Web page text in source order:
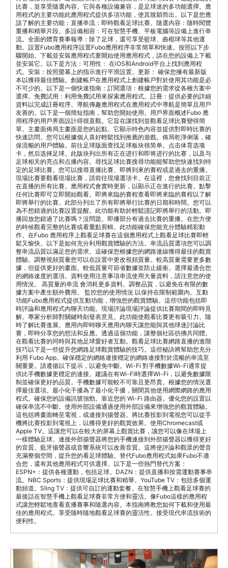
比賽，並享受隨選內容。它與各種設備兼容，是足球迷的多功能選擇。應
用程式的主要功能此應用程式提供多項功能，使其脫穎而出。以下是您應
該了解的主要功能：直播串流：即時觀看足球比賽。隨選內容：隨時閱覽
重播和精華片段。多設備相容：可在智慧手機、平板電腦等設備上進行串
流。全面的體育賽事報導：除了足球，還可享受籃球、曲棍球等其他運
動。設置Fubo應用程序設置Fubo應用程序非常簡單和快速。按照以下步
驟開始。下載並安裝應用程式要開始使用應用程式，請在您的設備上下載
並安裝它。以下是方法：可用性： 在iOS和Android平台上找到應用程
式。安裝：按照螢幕上的指示進行平滑設置。更新： 確保您擁有最新版
本以獲得最佳體驗。創建帳戶在應用程式上創建帳戶對於使用其功能是必
不可少的。以下是一個快速指南：訂閱選項：根據您的需求從各種方案中
選擇。免費試用：利用免費試用來探索應用程式。註冊：提供必要的詳細
資料以完成註冊程序。導航傳趣應用程式在應用程式中導航是簡單且用戶
友善的。以下是一個簡短指南，幫助您開始使用。用戶界面概述Fubo 應
用程序的用戶界面設計得很直觀。它旨在讓找到並觀看足球比賽變得簡
單。主畫面佈局主畫面是您的起點。它顯示特色內容並提供對即時比賽的
快速訪問。您可以根據個人喜好輕鬆找到推薦的遊戲。佈局乾淨俐落，確
保流暢的用戶體驗。前往足球版面查找足球板块很简单。点击体育选项
卡，然后选择足球。此版块列出所有正在进行和即将进行的比赛，以及与
足球相关的亮点和点播内容。尋找足球比賽搜尋功能能幫助您快速找到特
定的足球比賽。您可以搜尋直播比賽、即將到來的賽程或是過去的重播。
現場比賽要觀看現場比賽，請前往現場選項卡。在這裡，您會找到目前正
在直播的所有比賽。應用程式會實時更新，以顯示正在進行的比賽。點擊
任何比賽即可立即開始觀看。即將來臨的賽程查看即將來臨的賽程以了解
即將舉行的比賽。此部分列出了所有即將舉行比賽的日期和時間。您可以
為不想錯過的比賽設置提醒。此功能有助於輕鬆謹記即將舉行的活動。即
播回放您錯過了比賽嗎？沒問題。即播部分有過去比賽的重播。在您方便
的時候觀看完整的比賽或看重點剪輯。此功能確保您能充分體驗精彩動
作。在Fubo 應用程序上觀看足球賽在這個應用程式上觀看足球比賽即輕
鬆又愉快。以下是如何充分利用觀賞體驗的方法。串流品質選項您可以調
整串流品質以滿足您的需求。這確保您根據您的網路連線獲得最佳的觀賞
體驗。調整視頻質量您可以在設置中更改視頻質量。較高質量需要更多數
據，但提供更好的畫面。較低質量可節省數據並防止緩衝。選擇最適合您
的網絡速度的選項。資料使用注意事項串流使用大量資料，請注意您的使
用情況。 高質量的串流 會消耗更多資料。調整品質，以避免在有限的數
據方案中產生額外費用。 監控您的使用情況 以保持在限制範圍內。互動
功能Fubo應用程式提供互動功能，增強您的觀賞體驗。這些功能包括即
時評論和應用程式內聊天功能。現場評論現場評論提供比賽期間的即時見
解。專家分析師對關鍵時刻發表意見。此功能使觀看比賽更有吸引力。隨
時了解比賽進展。應用內即時聊天應用內聊天讓您能與其他球迷討論比
賽，即時分享您的想法和反應。透過這個功能，讓整個社區彷彿共同體。
在觀看比賽的同時與其他足球愛好者互動。觀看足球比賽網路直播的進階
技巧以下是一些提升您網路足球觀賞體驗的技巧。這些秘訣將幫助您充分
利用 Fubo App。確保穩定的網絡連接穩定的網絡連接對於流暢的串流至
關重要。請遵循以下提示，以避免中斷。Wi-Fi 對手機數據Wi-Fi通常提
供比手機數據更穩定的連接。建議在有Wi-Fi時選擇Wi-Fi，以避免數據限
制並確保更好的品質。手機數據可能較不可靠且更昂貴。根據您的情況選
擇最佳選項。最小化干擾為了最小化干擾，關閉其他使用網際網路的應用
程式。確保您的設備訊號強勁。靠近您的 Wi-Fi 路由器。優化您的設置以
確保串流不中斷。使用外部設備通過使用外部設備來增強您的觀賞體驗。
這包括將畫面轉至電視，或連接到揚聲器。將比賽投影到電視您可以從手
機將比賽投影到電視上，以獲得更好的觀賞效果。使用Chromecast或
Apple TV。這讓您可以在較大的屏幕上觀賞比賽，讓您可以像在球場上
一樣體驗足球。連接外部揚聲器將您的手機連接到外部揚聲器以獲得更好
的音質。藍牙揚聲器或音響系統可以改善音質。這將使評論和觀眾的聲音
充滿整個空間，提升您的看足球體驗。替代Fubo應用程式如果Fubo不適
合您，還有其他應用程式可供選擇。以下是一些熱門替代方案：
ESPN+：提供各種運動，包括足球。DAZN：提供直播和按需運動賽事串
流。NBC Sports：提供現場足球比賽和精華。YouTube TV：包括多個運
動頻道。Sling TV：提供可自訂的運動套餐。在智慧手機上觀看足球賽的
最後話在智慧手機上觀看足球賽非常方便和靈活。像Fubo這樣的應用程
式讓您輕鬆地查看直播賽事和隨選內容。本指南將教您如何下載和使用最
佳的應用程式。享受隨時隨地觀看足球賽的靈活性。接受現代串流技術的
便利性。